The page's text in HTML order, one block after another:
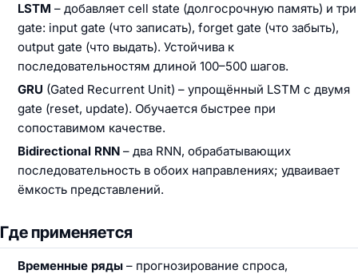
LSTM – добавляет cell state (долгосрочную память) и три
gate: input gate (что записать), forget gate (что забыть),
output gate (что выдать). Устойчива к
последовательностям длиной 100–500 шагов.
GRU (Gated Recurrent Unit) – упрощённый LSTM с двумя
gate (reset, update). Обучается быстрее при
сопоставимом качестве.
Bidirectional RNN – два RNN, обрабатывающих
последовательность в обоих направлениях; удваивает
ёмкость представлений.
Где применяется
Временные ряды – прогнозирование спроса,